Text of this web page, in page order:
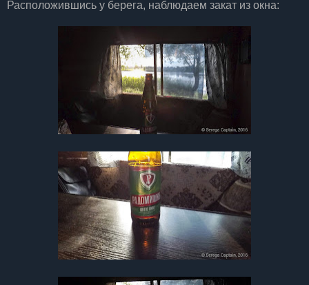
Расположившись у берега, наблюдаем закат из окна: